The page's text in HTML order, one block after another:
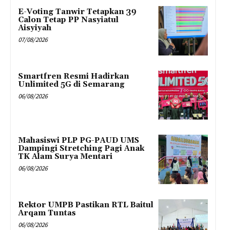
E-Voting Tanwir Tetapkan 39
Calon Tetap PP Nasyiatul
Aisyiyah
07/08/2026
Smartfren Resmi Hadirkan
Unlimited 5G di Semarang
06/08/2026
Mahasiswi PLP PG-PAUD UMS
Dampingi Stretching Pagi Anak
TK Alam Surya Mentari
06/08/2026
Rektor UMPB Pastikan RTL Baitul
Arqam Tuntas
06/08/2026